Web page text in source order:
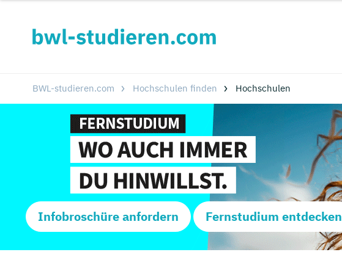
BWL-studieren.com Hochschulen finden Hochschulen
Infobroschüre anfordern Fernstudium entdecken